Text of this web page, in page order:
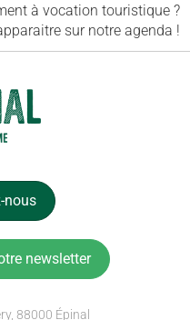
à vocation touristique ?
sur notre agenda !
nous
newsletter
88000 Épinal